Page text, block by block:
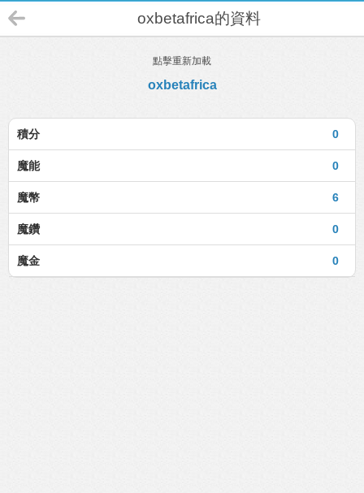
oxbetafrica的資料
點擊重新加載
oxbetafrica
0
積分
0
魔能
6
魔幣
0
魔鑽
0
魔金